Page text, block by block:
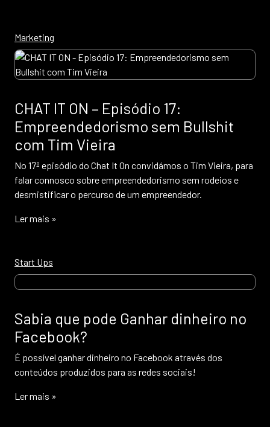
Marketing
CHAT IT ON – Episódio 17:
Empreendedorismo sem Bullshit
com Tim Vieira
No 17º episódio do Chat It On convidámos o Tim Vieira, para
falar connosco sobre empreendedorismo sem rodeios e
desmistificar o percurso de um empreendedor.
Ler mais »
Start Ups
Sabia que pode Ganhar dinheiro no
Facebook?
É possível ganhar dinheiro no Facebook através dos
conteúdos produzidos para as redes sociais!
Ler mais »